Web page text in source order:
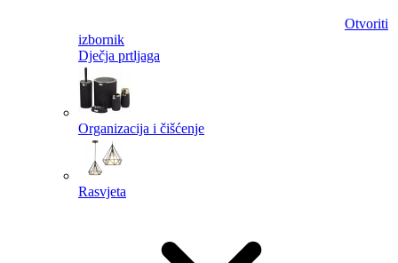
Otvoriti
izbornik
Dječja prtljaga
Organizacija i čišćenje
Rasvjeta